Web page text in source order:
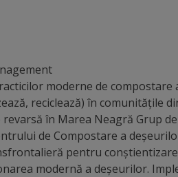
moderne de compostare
reciclează) în comunitățile
în Marea Neagră Grup
de Compostare a
pentru
modernă a deșeurilor.